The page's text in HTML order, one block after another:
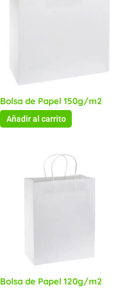
Bolsa de Papel 150g/m2
Añadir al carrito
Bolsa de Papel 120g/m2